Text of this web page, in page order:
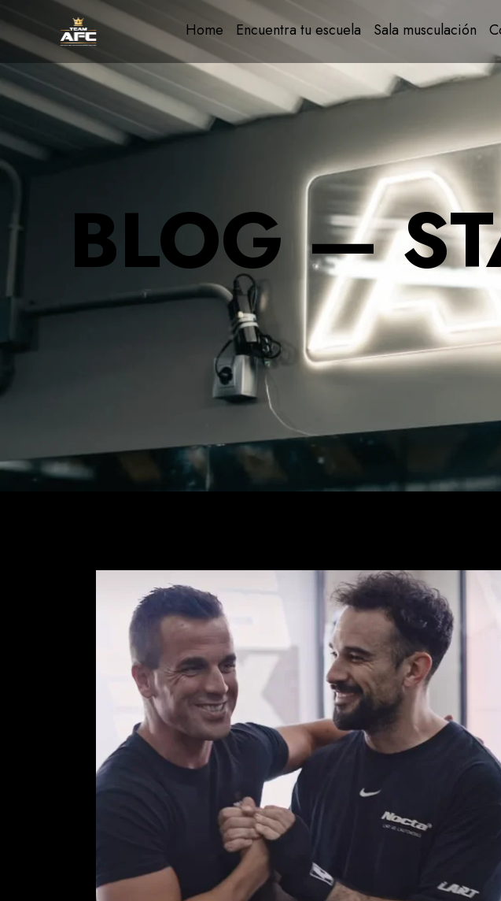
Home Encuentra tu escuela Sala musculación
BLOG —